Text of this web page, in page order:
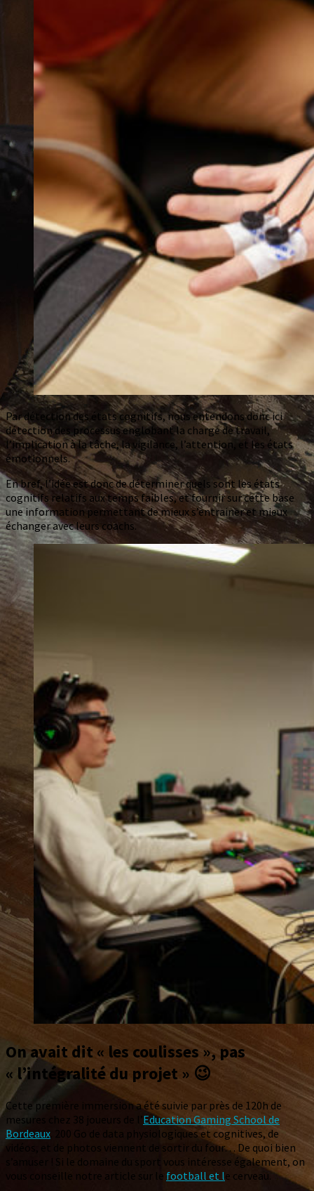
Par détection des états cognitifs, nous entendons donc ici
détection des processus englobant la charge de travail,
l’implication à la tâche, la vigilance, l’attention, et les états
émotionnels.
En bref, l’idée est donc de déterminer quels sont les états
cognitifs relatifs aux temps faibles, et fournir sur cette base
une information permettant de mieux s’entrainer et mieux
échanger avec leurs coachs.
On avait dit « les coulisses », pas
« l’intégralité du projet » 😉
Cette première immersion a été suivie par près de 120h de
mesures chez 38 joueurs de l’ Education Gaming School de
Bordeaux . 200 Go de data physiologiques et cognitives, de
vidéos, et de photos viennent de sortir du four… De quoi bien
s’amuser ! Si le domaine du sport vous intéresse également, on
vous conseille notre article sur le football et le cerveau.